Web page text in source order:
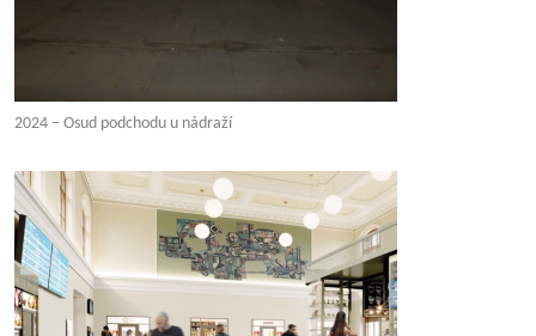
2024 – Osud podchodu u nádraží